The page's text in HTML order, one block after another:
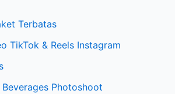
Terbatas
TikTok & Reels Instagram
Photoshoot